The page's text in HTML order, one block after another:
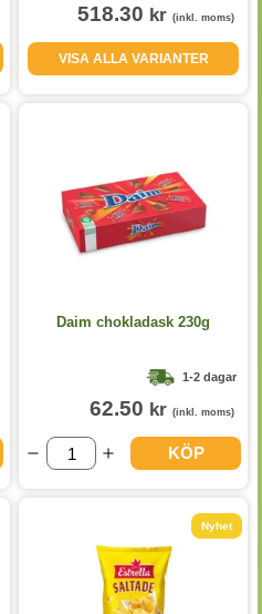
518.30 kr (inkl. moms)
VISA ALLA VARIANTER
Daim chokladask 230g
1-2 dagar
62.50 kr (inkl. moms)
KÖP
Nyhet